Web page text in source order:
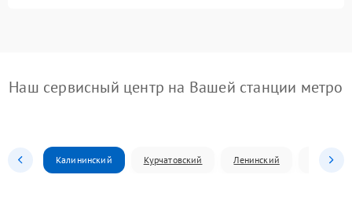
Наш сервисный центр на Вашей станции метро
Калининский Курчатовский Ленинский